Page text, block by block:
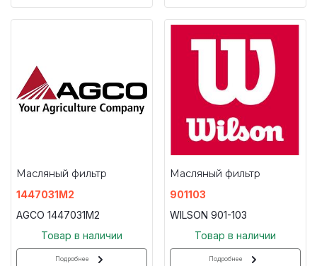
Масляный фильтр
1447031M2
AGCO 1447031M2
Товар в наличии
Подробнее
Масляный фильтр
901103
WILSON 901-103
Товар в наличии
Подробнее